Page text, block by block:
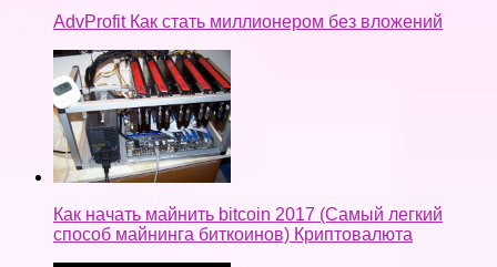
AdvProfit Как стать миллионером без вложений
Как начать майнить bitcoin 2017 (Самый легкий
способ майнинга биткоинов) Криптовалюта